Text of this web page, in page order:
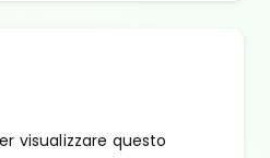
visualizzare questo